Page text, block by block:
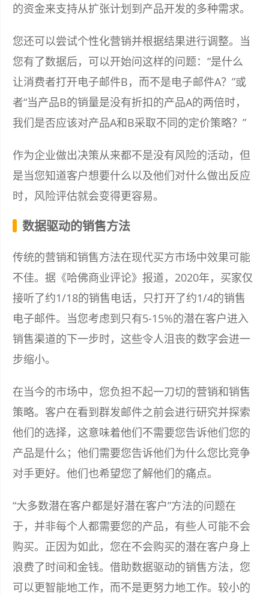
的资金来支持从扩张计划到产品开发的多种需求。
您还可以尝试个性化营销并根据结果进行调整。当
您有了数据后，可以开始问这样的问题：“是什么
让消费者打开电子邮件B，而不是电子邮件A？”或
者“当产品B的销量是没有折扣的产品A的两倍时，
我们是否应该对产品A和B采取不同的定价策略？”
作为企业做出决策从来都不是没有风险的活动，但
是当您知道客户想要什么以及他们对什么做出反应
时，风险评估就会变得更容易。
数据驱动的销售方法
传统的营销和销售方法在现代买方市场中效果可能
不佳。据《哈佛商业评论》报道，2020年，买家仅
接听了约1/18的销售电话，只打开了约1/4的销售
电子邮件。当您考虑到只有5-15%的潜在客户进入
销售渠道的下一步时，这些令人沮丧的数字会进一
步缩小。
在当今的市场中，您负担不起一刀切的营销和销售
策略。客户在看到群发邮件之前会进行研究并探索
他们的选择，这意味着他们不需要您告诉他们您的
产品是什么；他们需要您告诉他们为什么您比竞争
对手更好。他们也希望您了解他们的痛点。
“大多数潜在客户都是好潜在客户”方法的问题在
于，并非每个人都需要您的产品，有些人可能不会
购买。正因为如此，您在不会购买的潜在客户身上
浪费了时间和金钱。借助数据驱动的销售方法，您
可以更智能地工作，而不是更努力地工作。较小的